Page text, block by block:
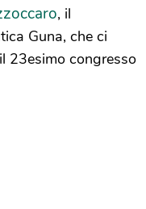
, il
Guna, che ci
23esimo congresso